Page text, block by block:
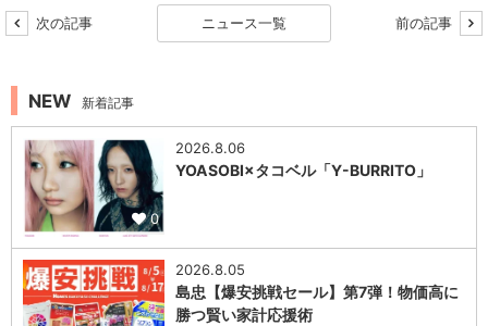
次の記事 ニュース一覧 前の記事
NEW 新着記事
0
2026.8.06
YOASOBI×タコベル「Y-BURRITO」
2026.8.05
島忠【爆安挑戦セール】第7弾！物価高に
勝つ賢い家計応援術